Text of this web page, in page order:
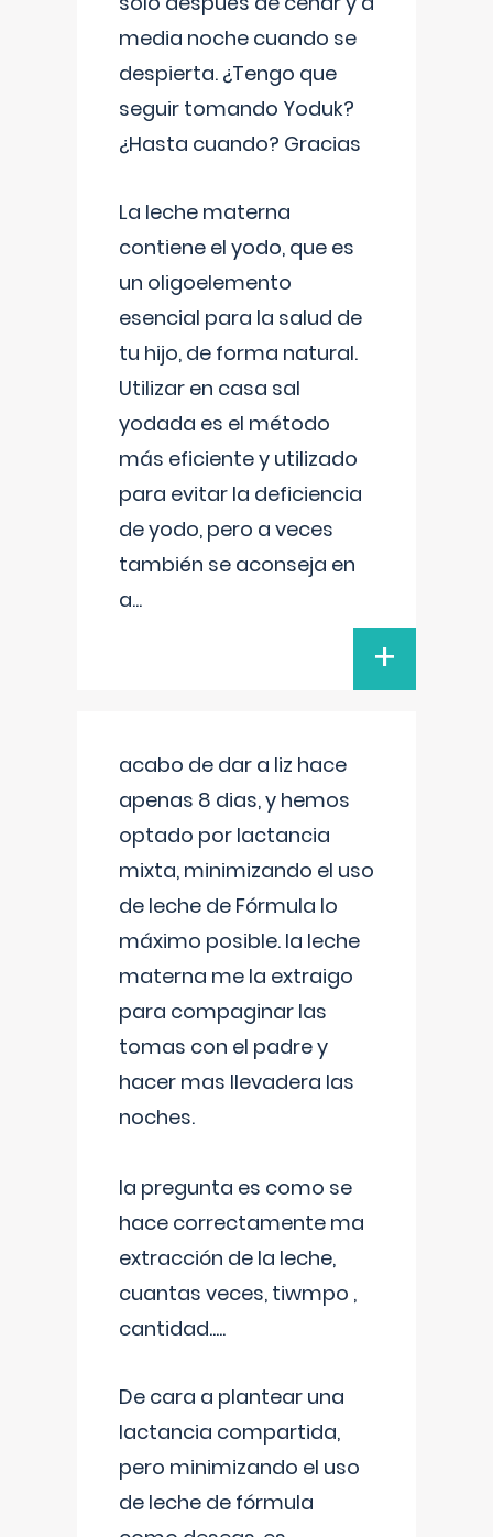
media noche cuando se
despierta. ¿Tengo que
seguir tomando Yoduk?
¿Hasta cuando? Gracias
La leche materna
contiene el yodo, que es
un oligoelemento
esencial para la salud de
tu hijo, de forma natural.
Utilizar en casa sal
yodada es el método
más eficiente y utilizado
para evitar la deficiencia
de yodo, pero a veces
también se aconseja en
a...
+
acabo de dar a liz hace
apenas 8 dias, y hemos
optado por lactancia
mixta, minimizando el uso
de leche de Fórmula lo
máximo posible. la leche
materna me la extraigo
para compaginar las
tomas con el padre y
hacer mas llevadera las
noches.
la pregunta es como se
hace correctamente ma
extracción de la leche,
cuantas veces, tiwmpo ,
cantidad.....
De cara a plantear una
lactancia compartida,
pero minimizando el uso
de leche de fórmula